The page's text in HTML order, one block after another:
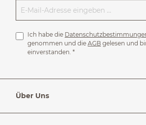
Ich habe die
genommen und die AGB gelesen und
einverstanden. *
Über Uns